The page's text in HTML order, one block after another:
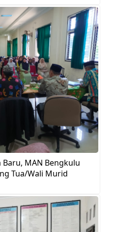
MAN Bengkulu
Tua/Wali Murid